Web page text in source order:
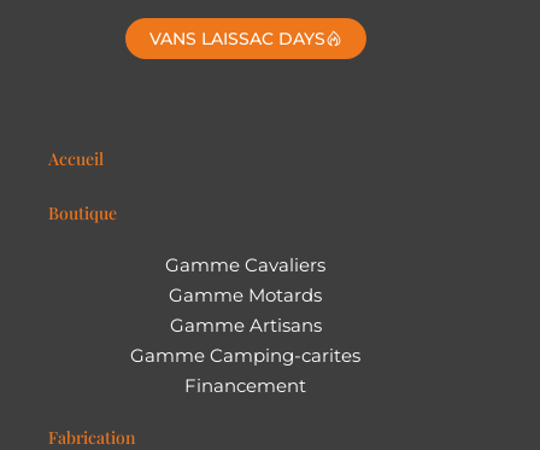
VANS LAISSAC DAYS
Accueil
Boutique
Gamme Cavaliers
Gamme Motards
Gamme Artisans
Gamme Camping-carites
Financement
Fabrication